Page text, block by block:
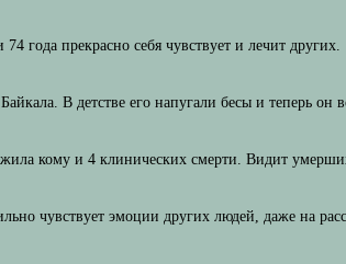
года прекрасно себя чувствует и лечит других.
В детстве его напугали бесы и теперь он
кому и 4 клинических смерти. Видит
чувствует эмоции других людей, даже на